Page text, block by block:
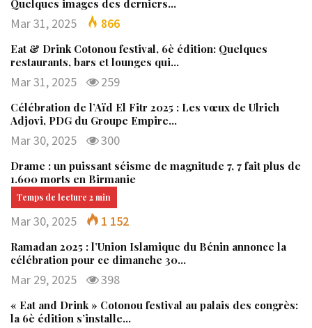
Quelques images des derniers…
Mar 31, 2025 866
Eat & Drink Cotonou festival, 6è édition: Quelques
restaurants, bars et lounges qui…
Mar 31, 2025 259
Célébration de l’Aïd El Fitr 2025 : Les vœux de Ulrich
Adjovi, PDG du Groupe Empire…
Mar 30, 2025 300
Drame : un puissant séisme de magnitude 7, 7 fait plus de
1.600 morts en Birmanie
Mar 30, 2025 1 152
Ramadan 2025 : l’Union Islamique du Bénin annonce la
célébration pour ce dimanche 30…
Mar 29, 2025 398
« Eat and Drink » Cotonou festival au palais des congrès:
la 6è édition s’installe…